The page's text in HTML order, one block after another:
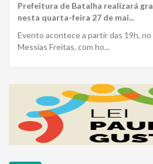
Prefeitura de Batalha realizará
nesta quarta-feira 27 de mai...
Evento acontece a partir das 19h,
Messias Freitas, com ho...